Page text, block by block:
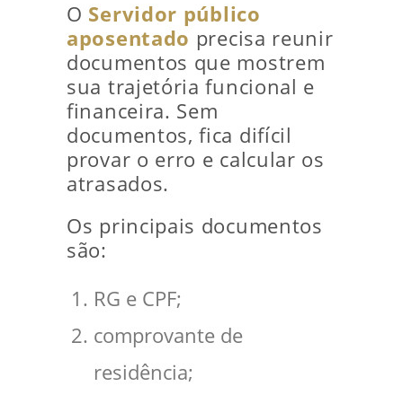
O Servidor público
aposentado precisa reunir
documentos que mostrem
sua trajetória funcional e
financeira. Sem
documentos, fica difícil
provar o erro e calcular os
atrasados.
Os principais documentos
são:
RG e CPF;
comprovante de
residência;